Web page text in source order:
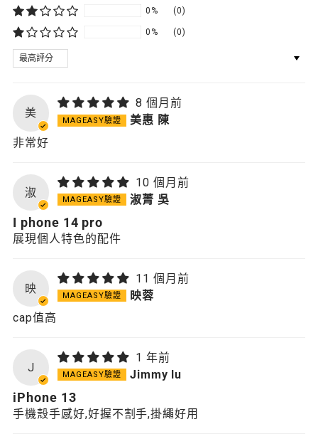
0% (0)
0% (0)
SORT BY
美
8 個月前
美惠 陳
非常好
淑
10 個月前
淑菁 吳
I phone 14 pro
展現個人特色的配件
映
11 個月前
映蓉
cap值高
J
1 年前
Jimmy lu
iPhone 13
手機殼手感好,好握不割手,掛繩好用